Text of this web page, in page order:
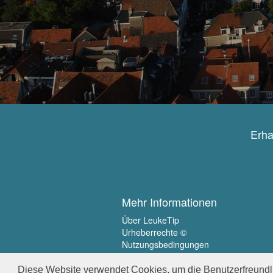
Diese Website verwendet Cookies, um die
Mehr Informationen
Über LeukeTip
Urheberrechte ©
Nutzungsbedingungen
Privatsphäre